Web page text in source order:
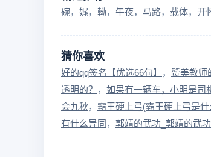
碗 娓 軪 午夜 马路 载体 开
猜你喜欢
好的qq签名【优选66句】 赞美教师
透明的？
如果有一辆车，小明是司
会九秋
霸王硬上弓(霸王硬上弓是
有什么异同
郭靖的武功_郭靖的武